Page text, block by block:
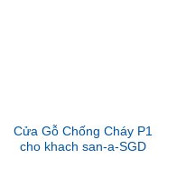
Cửa Gỗ Chống Cháy P1
cho khach san-a-SGD